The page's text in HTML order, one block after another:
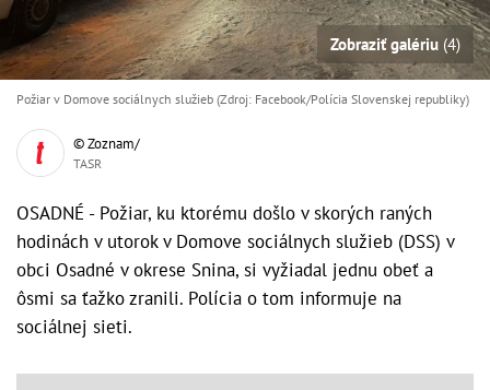
Zobraziť galériu (4)
Požiar v Domove sociálnych služieb (Zdroj: Facebook/Polícia Slovenskej republiky)
© Zoznam/
TASR
OSADNÉ - Požiar, ku ktorému došlo v skorých raných
hodinách v utorok v Domove sociálnych služieb (DSS) v
obci Osadné v okrese Snina, si vyžiadal jednu obeť a
ôsmi sa ťažko zranili. Polícia o tom informuje na
sociálnej sieti.